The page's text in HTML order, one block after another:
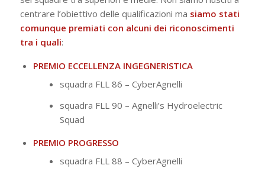
centrare l’obiettivo delle qualificazioni ma siamo stati
comunque premiati con alcuni dei riconoscimenti
tra i quali:
PREMIO ECCELLENZA INGEGNERISTICA
squadra FLL 86 – CyberAgnelli
squadra FLL 90 – Agnelli’s Hydroelectric
Squad
PREMIO PROGRESSO
squadra FLL 88 – CyberAgnelli